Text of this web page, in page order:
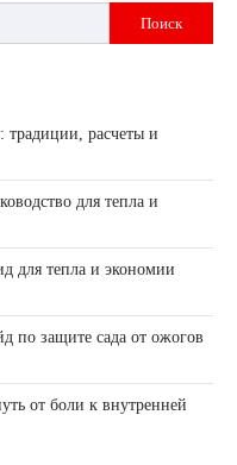
Поиск
традиции, расчеты и
для тепла и
для тепла и экономии
по защите сада от ожогов
от боли к внутренней